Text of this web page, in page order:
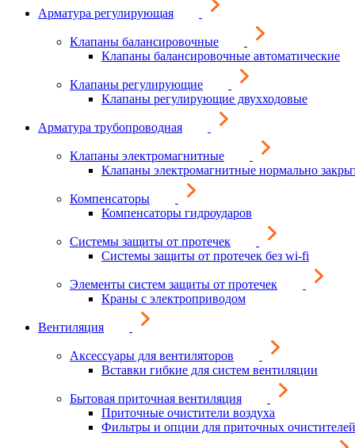
Арматура регулирующая
Клапаны балансировочные
Клапаны балансировочные автоматические
Клапаны регулирующие
Клапаны регулирующие двухходовые
Арматура трубопроводная
Клапаны электромагнитные
Клапаны электромагнитные нормально
Компенсаторы
Компенсаторы гидроударов
Системы защиты от протечек
Системы защиты от протечек без wi-fi
Элементы систем защиты от протечек
Краны с электроприводом
Вентиляция
Аксессуары для вентиляторов
Вставки гибкие для систем вентиляции
Бытовая приточная вентиляция
Приточные очистители воздуха
Фильтры и опции для приточных очистителей